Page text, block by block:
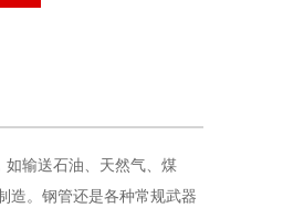
输送石油、天然气、煤
造。钢管还是各种常规武器